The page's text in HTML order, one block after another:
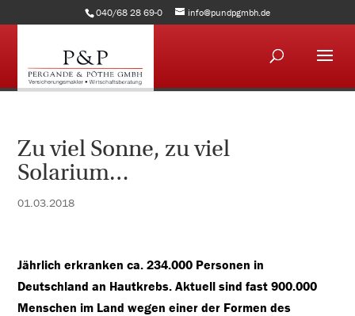
040/68 28 69-0 info@pundpgmbh.de
Zu viel Sonne, zu viel
Solarium…
01.03.2018
Jährlich erkranken ca. 234.000 Personen in
Deutschland an Hautkrebs. Aktuell sind fast 900.000
Menschen im Land wegen einer der Formen des